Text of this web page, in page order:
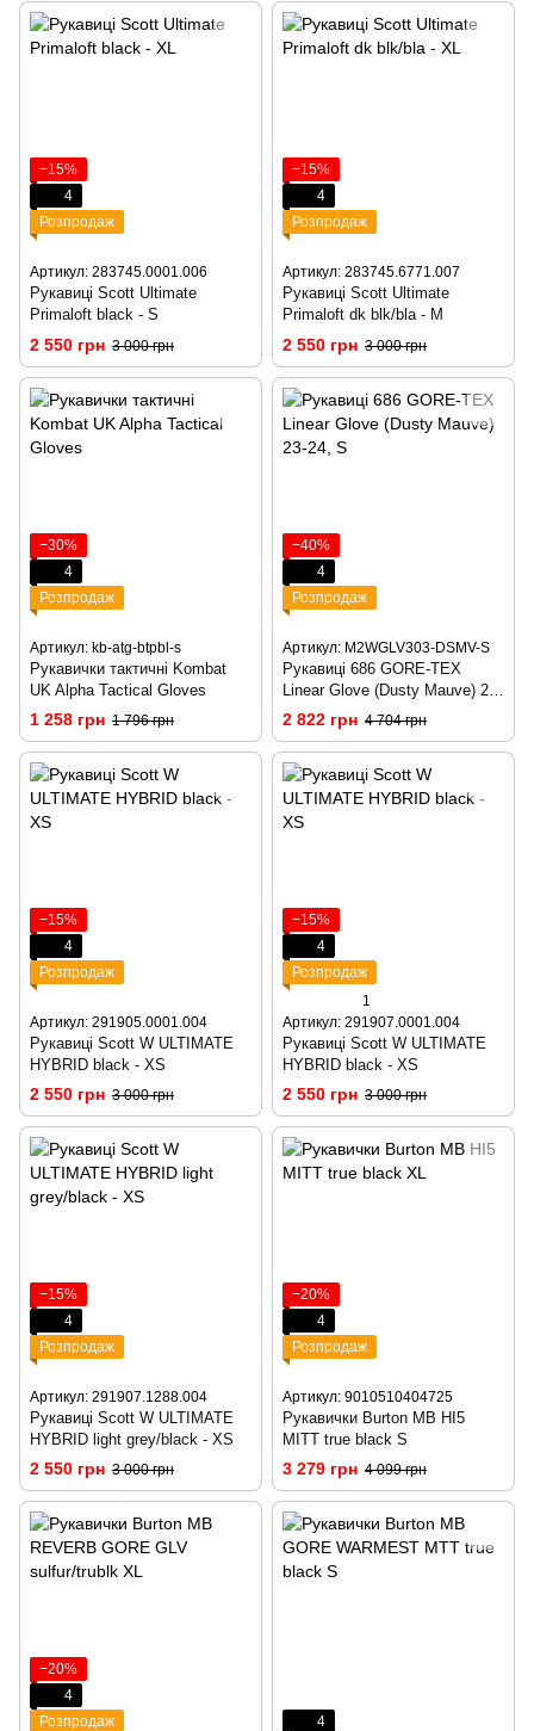
−15%
4
Розпродаж
Артикул: 283745.0001.006
Рукавиці Scott Ultimate
Primaloft black - S
2 550 грн 3 000 грн
−15%
4
Розпродаж
Артикул: 283745.6771.007
Рукавиці Scott Ultimate
Primaloft dk blk/bla - M
2 550 грн 3 000 грн
−30%
4
Розпродаж
Артикул: kb-atg-btpbl-s
Рукавички тактичні Kombat
UK Alpha Tactical Gloves
1 258 грн 1 796 грн
−40%
4
Розпродаж
Артикул: M2WGLV303-DSMV-S
Рукавиці 686 GORE-TEX
Linear Glove (Dusty Mauve) 23-
24, S
2 822 грн 4 704 грн
−15%
4
Розпродаж
Артикул: 291905.0001.004
Рукавиці Scott W ULTIMATE
HYBRID black - XS
2 550 грн 3 000 грн
−15%
4
Розпродаж
1
Артикул: 291907.0001.004
Рукавиці Scott W ULTIMATE
HYBRID black - XS
2 550 грн 3 000 грн
−15%
4
Розпродаж
Артикул: 291907.1288.004
Рукавиці Scott W ULTIMATE
HYBRID light grey/black - XS
2 550 грн 3 000 грн
−20%
4
Розпродаж
Артикул: 9010510404725
Рукавички Burton MB HI5
MITT true black S
3 279 грн 4 099 грн
−20%
4
Розпродаж
4